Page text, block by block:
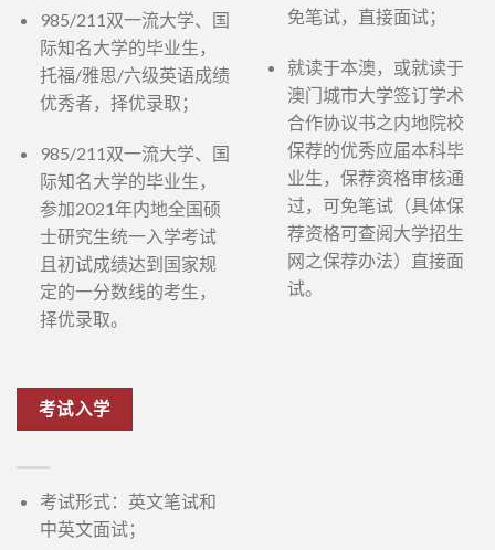
985/211双一流大学、国
际知名大学的毕业生，
托福/雅思/六级英语成绩
优秀者，择优录取；
985/211双一流大学、国
际知名大学的毕业生，
参加2021年内地全国硕
士研究生统一入学考试
且初试成绩达到国家规
定的一分数线的考生，
择优录取。
免笔试，直接面试；
就读于本澳，或就读于
澳门城市大学签订学术
合作协议书之内地院校
保荐的优秀应届本科毕
业生，保荐资格审核通
过，可免笔试（具体保
荐资格可查阅大学招生
网之保荐办法）直接面
试。
考试入学
考试形式：英文笔试和
中英文面试；